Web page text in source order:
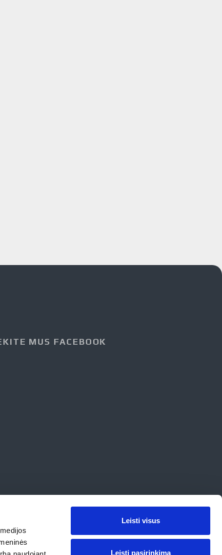
Leisti visus
Leisti pasirinkimą
MUS FACEBOOK